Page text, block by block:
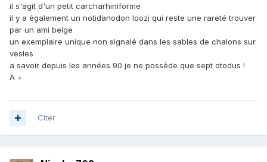
il s'agit d'un petit carcharhiniforme
il y a également un notidanodon loozi qui reste une rareté trouver
par un ami belge
un exemplaire unique non signalé dans les sables de chalons sur
vesles
a savoir depuis les années 90 je ne possède que sept otodus !
A +
Citer